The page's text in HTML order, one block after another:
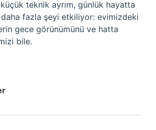
teknik ayrım, günlük hayatta
daha fazla şeyi etkiliyor: evimizdeki
gece görünümünü ve hatta
bile.